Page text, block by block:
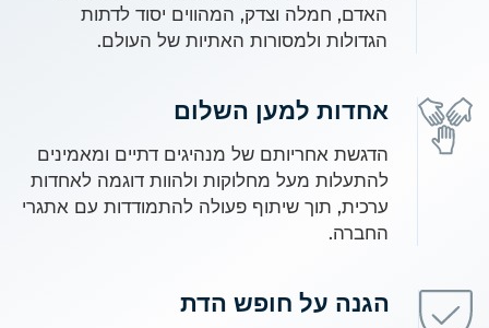
האדם, חמלה וצדק, המהווים יסוד לדתות
הגדולות ולמסורות האתיות של העולם.
אחדות למען השלום
הדגשת אחריותם של מנהיגים דתיים ומאמינים
להתעלות מעל מחלוקות ולהוות דוגמה לאחדות
ערכית, תוך שיתוף פעולה להתמודדות עם אתגרי
החברה.
הגנה על חופש הדת